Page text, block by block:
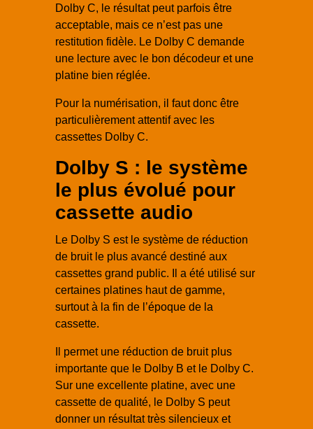
Dolby C, le résultat peut parfois être
acceptable, mais ce n’est pas une
restitution fidèle. Le Dolby C demande
une lecture avec le bon décodeur et une
platine bien réglée.
Pour la numérisation, il faut donc être
particulièrement attentif avec les
cassettes Dolby C.
Dolby S : le système
le plus évolué pour
cassette audio
Le Dolby S est le système de réduction
de bruit le plus avancé destiné aux
cassettes grand public. Il a été utilisé sur
certaines platines haut de gamme,
surtout à la fin de l’époque de la
cassette.
Il permet une réduction de bruit plus
importante que le Dolby B et le Dolby C.
Sur une excellente platine, avec une
cassette de qualité, le Dolby S peut
donner un résultat très silencieux et